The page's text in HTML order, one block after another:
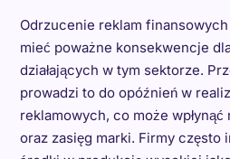
Odrzucenie reklam
mieć poważne konsekwencje
działających w tym sektorze.
prowadzi to do opóźnień w
reklamowych, co może
oraz zasięg marki. Firmy często